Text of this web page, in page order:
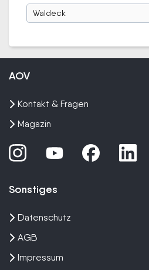
Waldeck
AOV
Kontakt & Fragen
Magazin
Sonstiges
Datenschutz
AGB
Impressum